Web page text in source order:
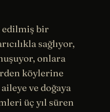
edilmiş bir
sağlıyor,
onlara
köylerine
ve doğaya
üç yıl süren